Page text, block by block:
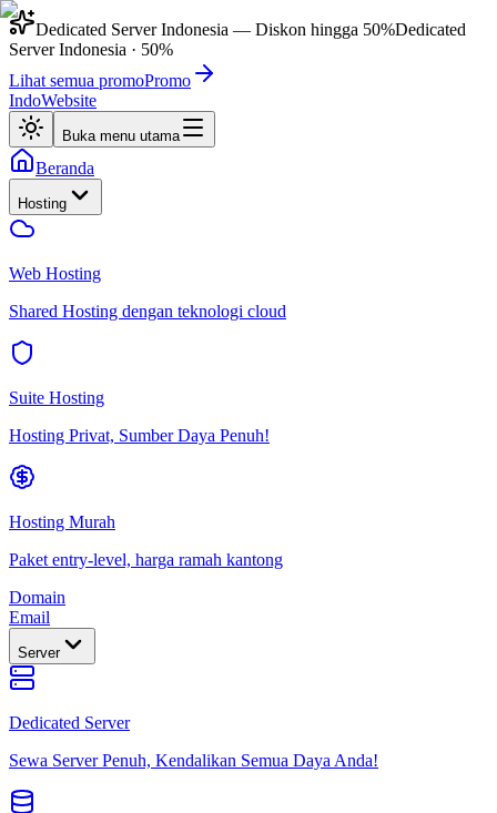
Dedicated Server Indonesia — Diskon hingga 50%Dedicated
Server Indonesia · 50%
Lihat semua promoPromo
IndoWebsite
Buka menu utama
Beranda
Hosting
Web Hosting
Shared Hosting dengan teknologi cloud
Suite Hosting
Hosting Privat, Sumber Daya Penuh!
Hosting Murah
Paket entry-level, harga ramah kantong
Domain
Email
Server
Dedicated Server
Sewa Server Penuh, Kendalikan Semua Daya Anda!